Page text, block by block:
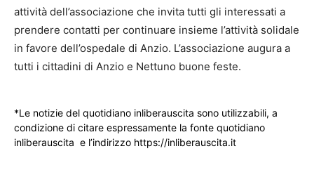
attività dell’associazione che invita tutti gli interessati a
prendere contatti per continuare insieme l’attività solidale
in favore dell’ospedale di Anzio. L’associazione augura a
tutti i cittadini di Anzio e Nettuno buone feste.
*Le notizie del quotidiano inliberauscita sono utilizzabili, a
condizione di citare espressamente la fonte quotidiano
inliberauscita e l’indirizzo https://inliberauscita.it